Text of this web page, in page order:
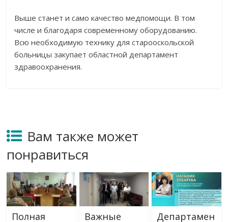
Выше станет и само качество медпомощи. В том
числе и благодаря современному оборудованию.
Всю необходимую технику для старооскольской
больницы закупает областной департамент
здравоохранения.
Вам также может
понравиться
Полная
Важные
Департамен